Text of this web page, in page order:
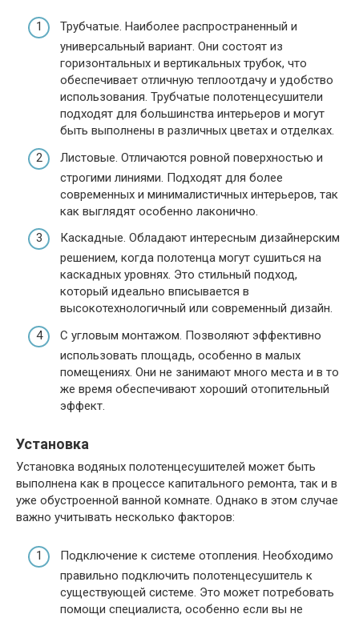
Трубчатые. Наиболее распространенный и
универсальный вариант. Они состоят из
горизонтальных и вертикальных трубок, что
обеспечивает отличную теплоотдачу и удобство
использования. Трубчатые полотенцесушители
подходят для большинства интерьеров и могут
быть выполнены в различных цветах и отделках.
Листовые. Отличаются ровной поверхностью и
строгими линиями. Подходят для более
современных и минималистичных интерьеров, так
как выглядят особенно лаконично.
Каскадные. Обладают интересным дизайнерским
решением, когда полотенца могут сушиться на
каскадных уровнях. Это стильный подход,
который идеально вписывается в
высокотехнологичный или современный дизайн.
С угловым монтажом. Позволяют эффективно
использовать площадь, особенно в малых
помещениях. Они не занимают много места и в то
же время обеспечивают хороший отопительный
эффект.
Установка
Установка водяных полотенцесушителей может быть
выполнена как в процессе капитального ремонта, так и в
уже обустроенной ванной комнате. Однако в этом случае
важно учитывать несколько факторов:
Подключение к системе отопления. Необходимо
правильно подключить полотенцесушитель к
существующей системе. Это может потребовать
помощи специалиста, особенно если вы не